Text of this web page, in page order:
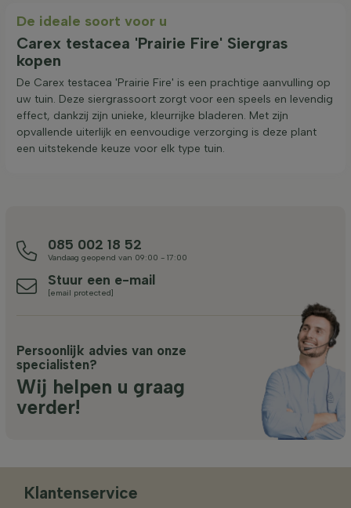
De ideale soort voor u
Carex testacea 'Prairie Fire' Siergras
kopen
De Carex testacea 'Prairie Fire' is een prachtige aanvulling op
uw tuin. Deze siergrassoort zorgt voor een speels en levendig
effect, dankzij zijn unieke, kleurrijke bladeren. Met zijn
opvallende uiterlijk en eenvoudige verzorging is deze plant
een uitstekende keuze voor elk type tuin.
085 002 18 52
Vandaag geopend van 09:00 - 17:00
Stuur een e-mail
[email protected]
Persoonlijk advies van onze
specialisten?
Wij helpen u graag
verder!
Klantenservice